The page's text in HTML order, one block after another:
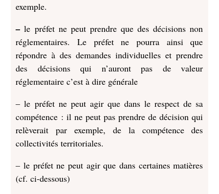
exemple.
–le préfet ne peut prendre que des décisions non
réglementaires. Le préfet ne pourra ainsi que
répondre à des demandes individuelles et prendre
des décisions qui n’auront pas de valeur
réglementaire c’est à dire générale
– le préfet ne peut agir que dans le respect de sa
compétence : il ne peut pas prendre de décision qui
relèverait par exemple, de la compétence des
collectivités territoriales.
– le préfet ne peut agir que dans certaines matières
(cf. ci-dessous)